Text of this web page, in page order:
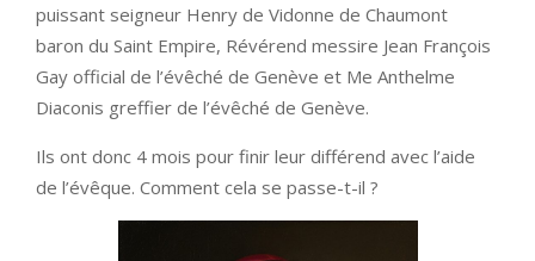
puissant seigneur Henry de Vidonne de Chaumont
baron du Saint Empire, Révérend messire Jean François
Gay official de l’évêché de Genève et Me Anthelme
Diaconis greffier de l’évêché de Genève.
Ils ont donc 4 mois pour finir leur différend avec l’aide
de l’évêque. Comment cela se passe-t-il ?